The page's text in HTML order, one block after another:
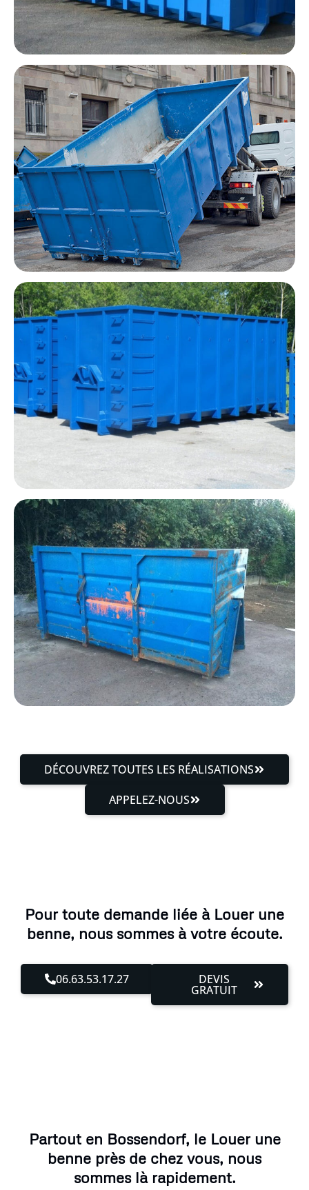
DÉCOUVREZ TOUTES LES RÉALISATIONS
APPELEZ-NOUS
Pour toute demande liée à Louer une
benne, nous sommes à votre écoute.
06.63.53.17.27 DEVIS
GRATUIT
Partout en Bossendorf, le Louer une
benne près de chez vous, nous
sommes là rapidement.